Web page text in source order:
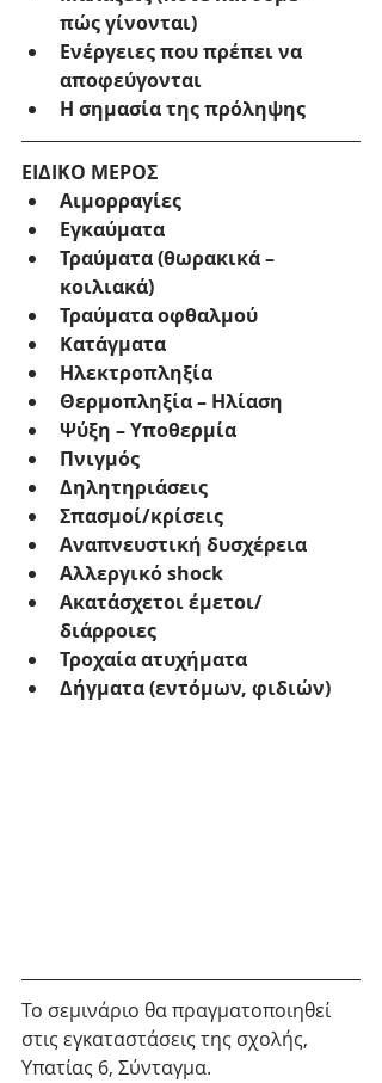
πώς γίνονται)
Ενέργειες που πρέπει να
αποφεύγονται
Η σημασία της πρόληψης
ΕΙΔΙΚΟ ΜΕΡΟΣ
Αιμορραγίες
Εγκαύματα
Τραύματα (θωρακικά –
κοιλιακά)
Τραύματα οφθαλμού
Κατάγματα
Ηλεκτροπληξία
Θερμοπληξία – Ηλίαση
Ψύξη – Υποθερμία
Πνιγμός
Δηλητηριάσεις
Σπασμοί/κρίσεις
Αναπνευστική δυσχέρεια
Αλλεργικό shock
Ακατάσχετοι έμετοι/
διάρροιες
Τροχαία ατυχήματα
Δήγματα (εντόμων, φιδιών)
Το σεμινάριο θα πραγματοποιηθεί
στις εγκαταστάσεις της σχολής,
Υπατίας 6, Σύνταγμα.